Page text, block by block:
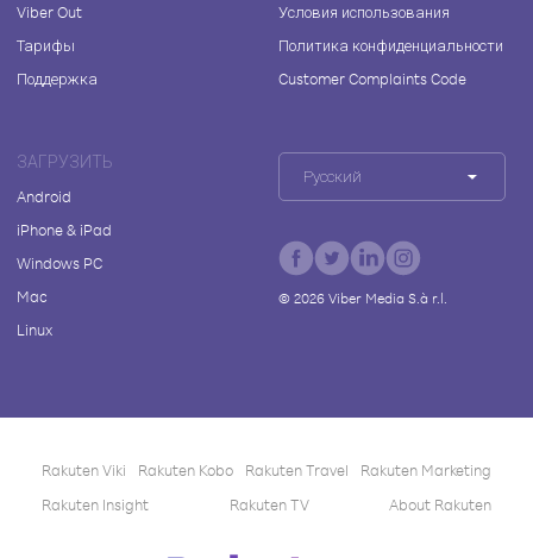
Viber Out
Тарифы
Поддержка
Условия использования
Политика конфиденциальности
Customer Complaints Code
ЗАГРУЗИТЬ
Android
iPhone & iPad
Windows PC
Mac
Linux
Русский
© 2026Viber Media S.à r.l.
Rakuten Viki Rakuten Kobo Rakuten Travel
Rakuten Marketing
Rakuten Insight
Rakuten TV About Rakuten